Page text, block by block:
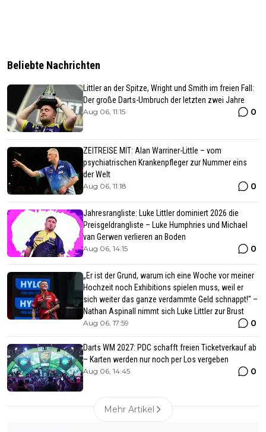
Beliebte Nachrichten
Littler an der Spitze, Wright und Smith im freien Fall:
Der große Darts-Umbruch der letzten zwei Jahre
Aug 06, 11:15 0
ZEITREISE MIT: Alan Warriner-Little – vom
psychiatrischen Krankenpfleger zur Nummer eins
der Welt
Aug 06, 11:18 0
Jahresrangliste: Luke Littler dominiert 2026 die
Preisgeldrangliste – Luke Humphries und Michael
van Gerwen verlieren an Boden
Aug 06, 14:15 0
„Er ist der Grund, warum ich eine Woche vor meiner
Hochzeit noch Exhibitions spielen muss, weil er
sich weiter das ganze verdammte Geld schnappt!" –
Nathan Aspinall nimmt sich Luke Littler zur Brust
Aug 06, 17:59 0
Darts WM 2027: PDC schafft freien Ticketverkauf ab
– Karten werden nur noch per Los vergeben
Aug 06, 14:45 0
Mehr Artikel